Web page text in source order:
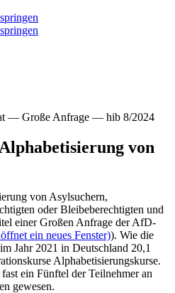
— Große Anfrage — hib 8/2024
von
von Asylsuchern,
oder Bleibeberechtigten und
einer Großen Anfrage der AfD-
ein neues Fenster)). Wie die
Jahr 2021 in Deutschland 20,1
Alphabetisierungskurse.
ein Fünftel der Teilnehmer an
gewesen.